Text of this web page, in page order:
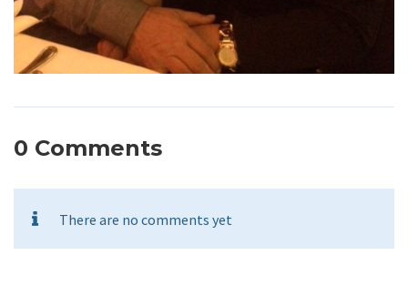
0 Comments
There are no comments yet